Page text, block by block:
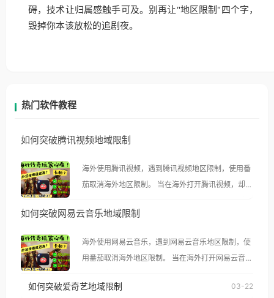
碍，技术让归属感触手可及。别再让"地区限制"四个字，
毁掉你本该放松的追剧夜。
热门软件教程
如何突破腾讯视频地域限制
海外使用腾讯视频，遇到腾讯视频地区限制，使用番
茄取消海外地区限制。 当在海外打开腾讯视频，却突
示语。 海外用户如香港、澳门、台湾、美国、加拿
像其他音乐平台一样，出现地区及版权限制问题，且
仅能在中国大陆地区播放。 遇到这个问题的朋友们，
使用番茄回国加速器，即可解决「海外用户收听腾讯
如何突破网易云音乐地域限制
海外使用网易云音乐，遇到网易云音乐地区限制，使
用番茄取消海外地区限制。 当在海外打开网易云音
播放”的提示语。 海外用户如香港、澳门、台湾、美
如何突破爱奇艺地域限制 03-22